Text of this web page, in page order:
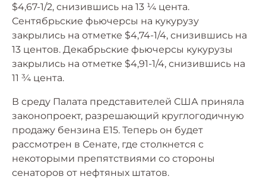
$4,67-1/2, снизившись на 13 ¼ цента.
Сентябрьские фьючерсы на кукурузу
закрылись на отметке $4,74-1/4, снизившись на
13 центов. Декабрьские фьючерсы кукурузы
закрылись на отметке $4,91-1/4, снизившись на
11 ¾ цента.
В среду Палата представителей США приняла
законопроект, разрешающий круглогодичную
продажу бензина E15. Теперь он будет
рассмотрен в Сенате, где столкнется с
некоторыми препятствиями со стороны
сенаторов от нефтяных штатов.